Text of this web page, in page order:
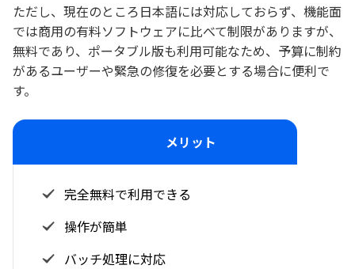
ただし、現在のところ日本語には対応しておらず、機能面
では商用の有料ソフトウェアに比べて制限がありますが、
無料であり、ポータブル版も利用可能なため、予算に制約
があるユーザーや緊急の修復を必要とする場合に便利で
す。
メリット
完全無料で利用できる
操作が簡単
バッチ処理に対応